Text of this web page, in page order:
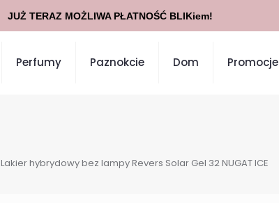
Perfumy Paznokcie Dom Promocje
Lakier hybrydowy bez lampy Revers Solar Gel 32 NUGAT ICE
JUŻ TERAZ MOŻLIWA PŁATNOŚĆ BLIKiem!